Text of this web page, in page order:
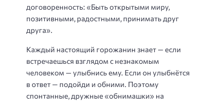
договоренность: «Быть открытыми миру,
позитивными, радостными, принимать друг
друга».
Каждый настоящий горожанин знает — если
встречаешься взглядом с незнакомым
человеком — улыбнись ему. Если он улыбнётся
в ответ — подойди и обними. Поэтому
спонтанные, дружные «обнимашки» на